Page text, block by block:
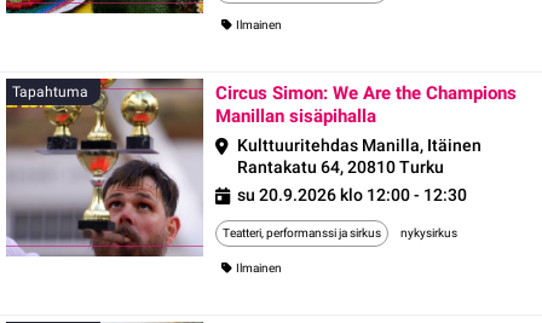
Ilmainen
Tapahtuma
Circus Simon: We Are the Champions
Manillan sisäpihalla
Kulttuuritehdas Manilla, Itäinen
Rantakatu 64, 20810 Turku
su 20.9.2026 klo 12:00 - 12:30
Teatteri, performanssi ja sirkus nykysirkus
Ilmainen